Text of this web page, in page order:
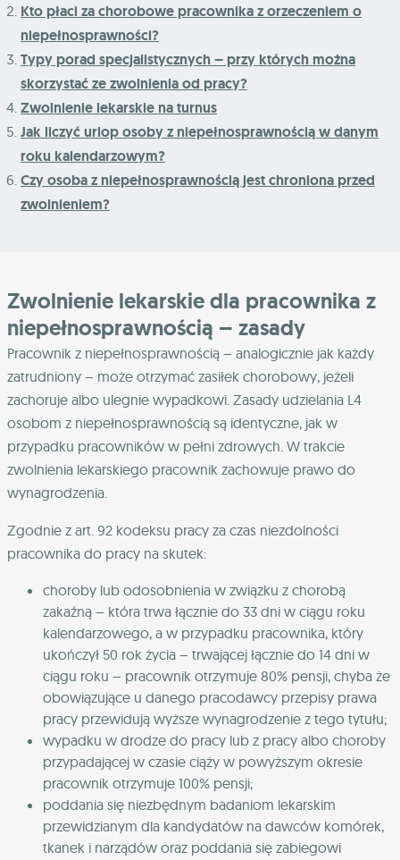
Kto płaci za chorobowe pracownika z orzeczeniem o
niepełnosprawności?
Typy porad specjalistycznych – przy których można
skorzystać ze zwolnienia od pracy?
Zwolnienie lekarskie na turnus
Jak liczyć urlop osoby z niepełnosprawnością w danym
roku kalendarzowym?
Czy osoba z niepełnosprawnością jest chroniona przed
zwolnieniem?
Zwolnienie lekarskie dla pracownika z
niepełnosprawnością – zasady
Pracownik z niepełnosprawnością – analogicznie jak każdy
zatrudniony – może otrzymać zasiłek chorobowy, jeżeli
zachoruje albo ulegnie wypadkowi. Zasady udzielania L4
osobom z niepełnosprawnością są identyczne, jak w
przypadku pracowników w pełni zdrowych. W trakcie
zwolnienia lekarskiego pracownik zachowuje prawo do
wynagrodzenia.
Zgodnie z art. 92 kodeksu pracy za czas niezdolności
pracownika do pracy na skutek:
choroby lub odosobnienia w związku z chorobą
zakaźną – która trwa łącznie do 33 dni w ciągu roku
kalendarzowego, a w przypadku pracownika, który
ukończył 50 rok życia – trwającej łącznie do 14 dni w
ciągu roku – pracownik otrzymuje 80% pensji, chyba że
obowiązujące u danego pracodawcy przepisy prawa
pracy przewidują wyższe wynagrodzenie z tego tytułu;
wypadku w drodze do pracy lub z pracy albo choroby
przypadającej w czasie ciąży w powyższym okresie
pracownik otrzymuje 100% pensji;
poddania się niezbędnym badaniom lekarskim
przewidzianym dla kandydatów na dawców komórek,
tkanek i narządów oraz poddania się zabiegowi